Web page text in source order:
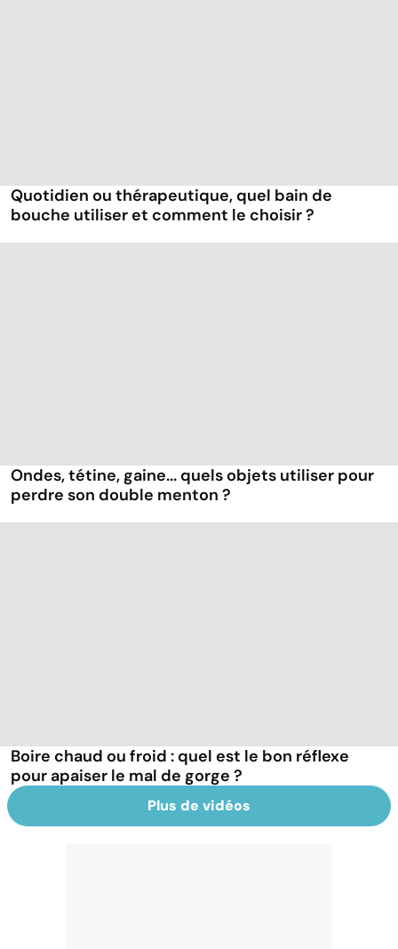
Quotidien ou thérapeutique, quel bain de
bouche utiliser et comment le choisir ?
Ondes, tétine, gaine... quels objets utiliser pour
perdre son double menton ?
Boire chaud ou froid : quel est le bon réflexe
pour apaiser le mal de gorge ?
Plus de vidéos